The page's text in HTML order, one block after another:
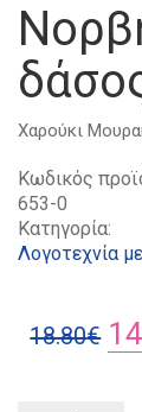
Χαρούκι
Κωδικός
653-0
Κατηγορία:
Λογοτεχνία
18.80€